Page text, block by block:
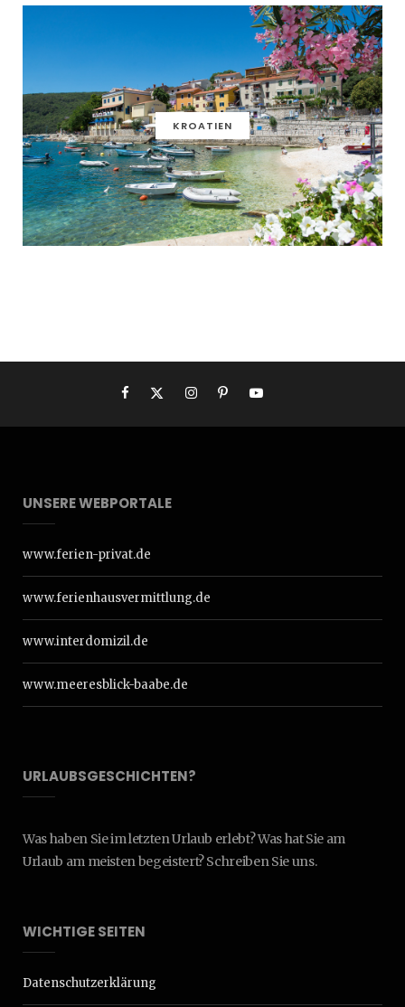
KROATIEN
UNSERE WEBPORTALE
www.ferien-privat.de
www.ferienhausvermittlung.de
www.interdomizil.de
www.meeresblick-baabe.de
URLAUBSGESCHICHTEN?
Was haben Sie im letzten Urlaub erlebt? Was hat Sie am
Urlaub am meisten begeistert? Schreiben Sie uns.
WICHTIGE SEITEN
Datenschutzerklärung